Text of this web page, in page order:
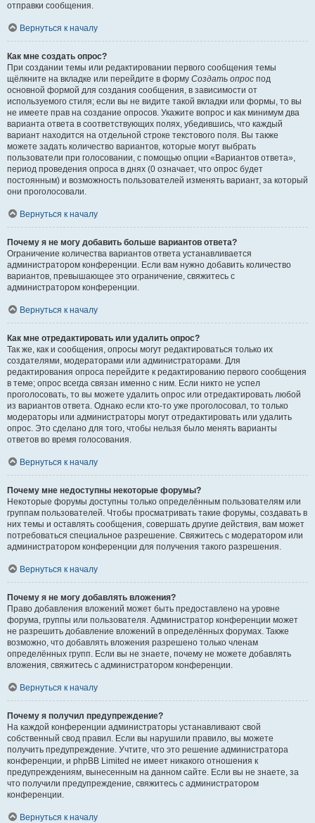
отправки сообщения.
Вернуться к началу
Как мне создать опрос?
При создании темы или редактировании первого сообщения темы
щёлкните на вкладке или перейдите в форму Создать опрос под
основной формой для создания сообщения, в зависимости от
используемого стиля; если вы не видите такой вкладки или формы, то вы
не имеете прав на создание опросов. Укажите вопрос и как минимум два
варианта ответа в соответствующих полях, убедившись, что каждый
вариант находится на отдельной строке текстового поля. Вы также
можете задать количество вариантов, которые могут выбрать
пользователи при голосовании, с помощью опции «Вариантов ответа»,
период проведения опроса в днях (0 означает, что опрос будет
постоянным) и возможность пользователей изменять вариант, за который
они проголосовали.
Вернуться к началу
Почему я не могу добавить больше вариантов ответа?
Ограничение количества вариантов ответа устанавливается
администратором конференции. Если вам нужно добавить количество
вариантов, превышающее это ограничение, свяжитесь с
администратором конференции.
Вернуться к началу
Как мне отредактировать или удалить опрос?
Так же, как и сообщения, опросы могут редактироваться только их
создателями, модераторами или администраторами. Для
редактирования опроса перейдите к редактированию первого сообщения
в теме; опрос всегда связан именно с ним. Если никто не успел
проголосовать, то вы можете удалить опрос или отредактировать любой
из вариантов ответа. Однако если кто-то уже проголосовал, то только
модераторы или администраторы могут отредактировать или удалить
опрос. Это сделано для того, чтобы нельзя было менять варианты
ответов во время голосования.
Вернуться к началу
Почему мне недоступны некоторые форумы?
Некоторые форумы доступны только определённым пользователям или
группам пользователей. Чтобы просматривать такие форумы, создавать в
них темы и оставлять сообщения, совершать другие действия, вам может
потребоваться специальное разрешение. Свяжитесь с модератором или
администратором конференции для получения такого разрешения.
Вернуться к началу
Почему я не могу добавлять вложения?
Право добавления вложений может быть предоставлено на уровне
форума, группы или пользователя. Администратор конференции может
не разрешить добавление вложений в определённых форумах. Также
возможно, что добавлять вложения разрешено только членам
определённых групп. Если вы не знаете, почему не можете добавлять
вложения, свяжитесь с администратором конференции.
Вернуться к началу
Почему я получил предупреждение?
На каждой конференции администраторы устанавливают свой
собственный свод правил. Если вы нарушили правило, вы можете
получить предупреждение. Учтите, что это решение администратора
конференции, и phpBB Limited не имеет никакого отношения к
предупреждениям, вынесенным на данном сайте. Если вы не знаете, за
что получили предупреждение, свяжитесь с администратором
конференции.
Вернуться к началу